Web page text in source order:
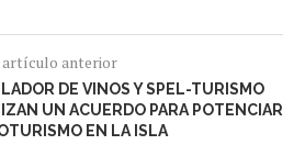
artículo anterior
DE VINOS Y SPEL-TURISMO
UN ACUERDO PARA POTENCIAR
EN LA ISLA